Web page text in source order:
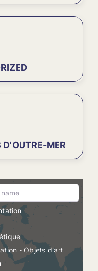
D'OUTRE-MER
- Objets d'art